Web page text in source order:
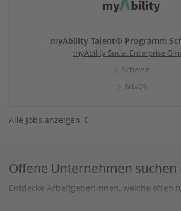
myAbility Talent® Programm
myAbility Social Enterprise
Schweiz
8/6/26
Alle Jobs anzeigen
Offene Unternehmen suchen
Entdecke Arbeitgeber:innen, welche offen